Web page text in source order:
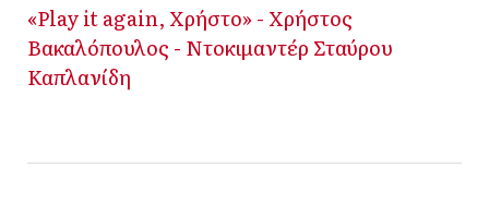
«Play it again, Χρήστο» - Χρήστος
Βακαλόπουλος - Ντοκιμαντέρ Σταύρου
Καπλανίδη